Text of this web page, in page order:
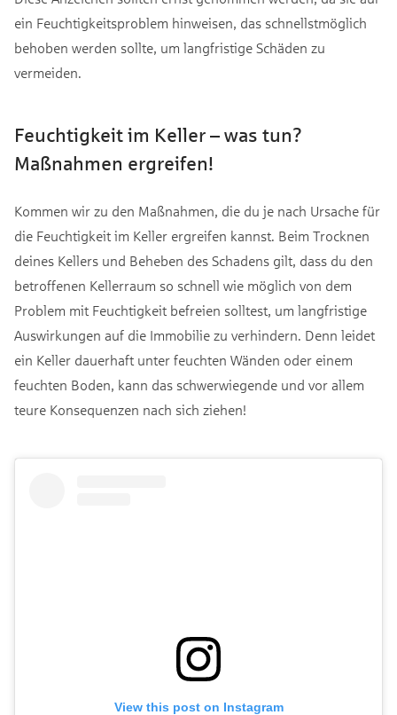
ein Feuchtigkeitsproblem hinweisen, das schnellstmöglich
behoben werden sollte, um langfristige Schäden zu
vermeiden.
Feuchtigkeit im Keller – was tun?
Maßnahmen ergreifen!
Kommen wir zu den Maßnahmen, die du je nach Ursache für
die Feuchtigkeit im Keller ergreifen kannst. Beim Trocknen
deines Kellers und Beheben des Schadens gilt, dass du den
betroffenen Kellerraum so schnell wie möglich von dem
Problem mit Feuchtigkeit befreien solltest, um langfristige
Auswirkungen auf die Immobilie zu verhindern. Denn leidet
ein Keller dauerhaft unter feuchten Wänden oder einem
feuchten Boden, kann das schwerwiegende und vor allem
teure Konsequenzen nach sich ziehen!
View this post on Instagram